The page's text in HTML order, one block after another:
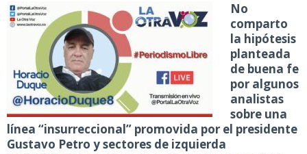
No
comparto
la hipótesis
planteada
de buena fe
por algunos
analistas
sobre una
línea “insurreccional” promovida por el presidente
Gustavo Petro y sectores de izquierda